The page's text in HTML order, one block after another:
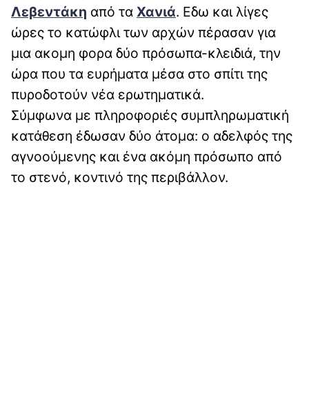
Λεβεντάκη από τα Χανιά. Εδω και λίγες
ώρες το κατώφλι των αρχών πέρασαν για
μια ακομη φορα δύο πρόσωπα-κλειδιά, την
ώρα που τα ευρήματα μέσα στο σπίτι της
πυροδοτούν νέα ερωτηματικά.
Σύμφωνα με πληροφοριές συμπληρωματική
κατάθεση έδωσαν δύο άτομα: ο αδελφός της
αγνοούμενης και ένα ακόμη πρόσωπο από
το στενό, κοντινό της περιβάλλον.